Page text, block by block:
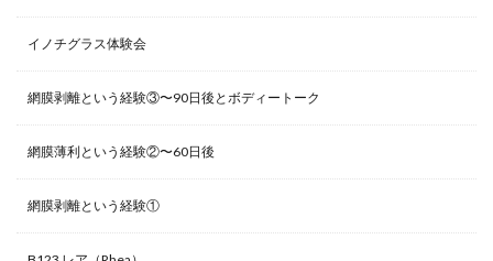
イノチグラス体験会
網膜剥離という経験③〜90日後とボディートーク
網膜薄利という経験②〜60日後
網膜剥離という経験①